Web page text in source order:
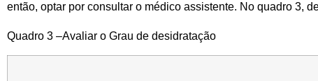
então, optar por consultar o médico assistente. No quadro 3,
Quadro 3 –Avaliar o Grau de desidratação